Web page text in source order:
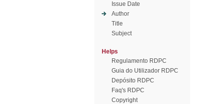
Issue Date
Author
Title
Subject
Helps
Regulamento RDPC
Guia do Utilizador RDPC
Depósito RDPC
Faq's RDPC
Copyright